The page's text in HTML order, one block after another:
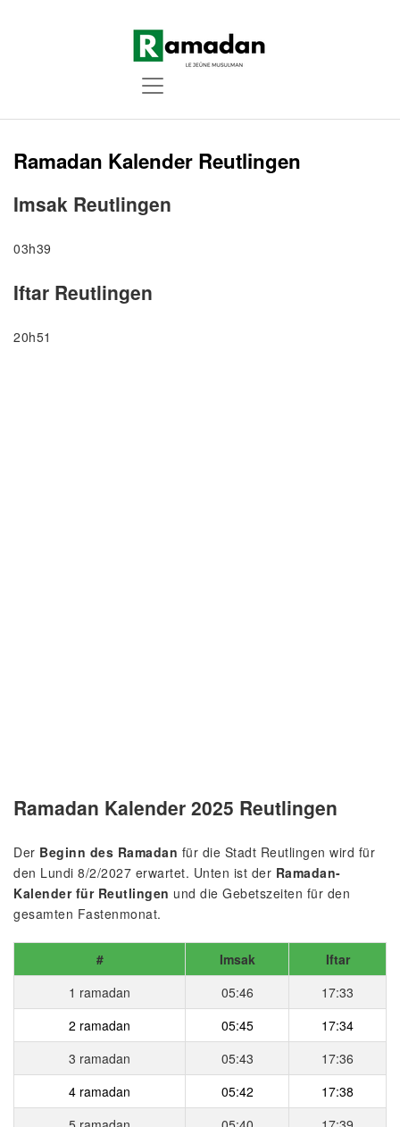
Ramadan Kalender Reutlingen
Imsak Reutlingen
03h39
Iftar Reutlingen
20h51
Ramadan Kalender 2025 Reutlingen
Der Beginn des Ramadan für die Stadt Reutlingen wird für
den Lundi 8/2/2027 erwartet. Unten ist der Ramadan-
Kalender für Reutlingen und die Gebetszeiten für den
gesamten Fastenmonat.
# Imsak
Iftar
1 ramadan
05:46
17:33
2 ramadan
05:45
17:34
3 ramadan
05:43
17:36
4 ramadan
05:42
17:38